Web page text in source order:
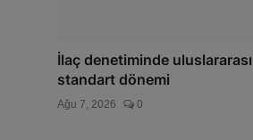
İlaç denetiminde uluslararası
standart dönemi
Ağu 7, 2026 0